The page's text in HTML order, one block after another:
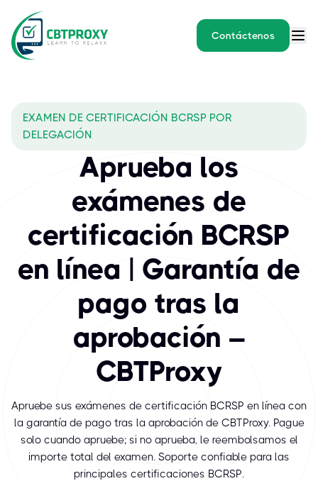
Contáctenos
La Junta de Profesionales de Seguridad Registrados de
EXAMEN DE CERTIFICACIÓN BCRSP POR
DELEGACIÓN
Aprueba los
exámenes de
certificación BCRSP
en línea | Garantía de
pago tras la
aprobación –
CBTProxy
Apruebe sus exámenes de certificación BCRSP en línea con
la garantía de pago tras la aprobación de CBTProxy. Pague
solo cuando apruebe; si no aprueba, le reembolsamos el
importe total del examen. Soporte confiable para las
principales certificaciones BCRSP.